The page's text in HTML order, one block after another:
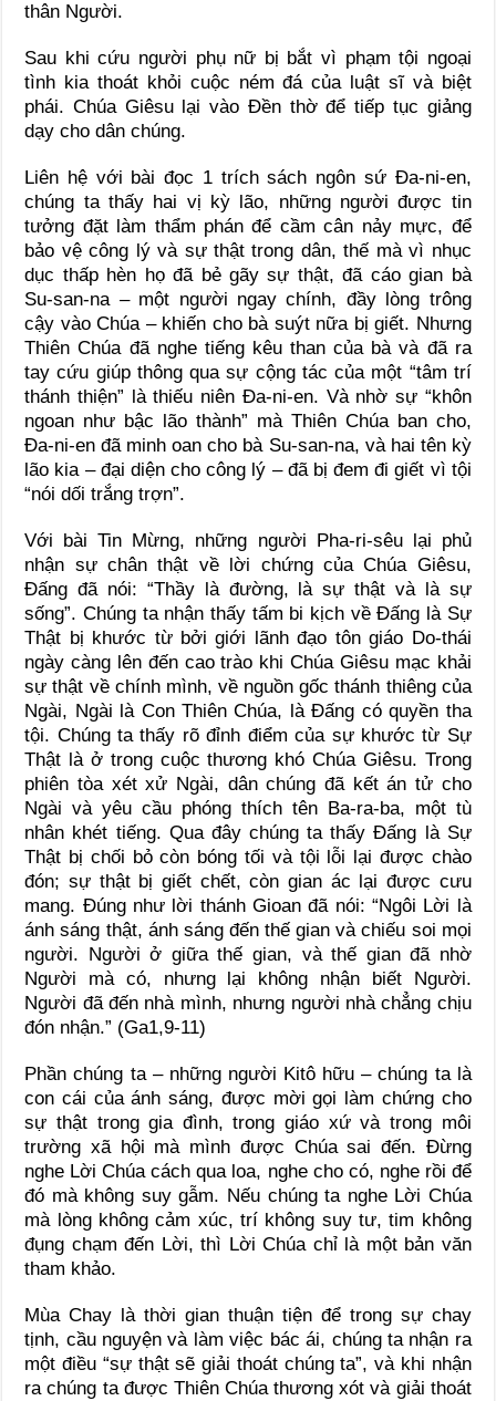
thân Người.
Sau khi cứu người phụ nữ bị bắt vì phạm tội ngoại
tình kia thoát khỏi cuộc ném đá của luật sĩ và biệt
phái. Chúa Giêsu lại vào Đền thờ để tiếp tục giảng
dạy cho dân chúng.
Liên hệ với bài đọc 1 trích sách ngôn sứ Đa-ni-en,
chúng ta thấy hai vị kỳ lão, những người được tin
tưởng đặt làm thẩm phán để cầm cân nảy mực, để
bảo vệ công lý và sự thật trong dân, thế mà vì nhục
dục thấp hèn họ đã bẻ gãy sự thật, đã cáo gian bà
Su-san-na – một người ngay chính, đầy lòng trông
cậy vào Chúa – khiến cho bà suýt nữa bị giết. Nhưng
Thiên Chúa đã nghe tiếng kêu than của bà và đã ra
tay cứu giúp thông qua sự cộng tác của một “tâm trí
thánh thiện” là thiếu niên Đa-ni-en. Và nhờ sự “khôn
ngoan như bậc lão thành” mà Thiên Chúa ban cho,
Đa-ni-en đã minh oan cho bà Su-san-na, và hai tên kỳ
lão kia – đại diện cho công lý – đã bị đem đi giết vì tội
“nói dối trắng trợn”.
Với bài Tin Mừng, những người Pha-ri-sêu lại phủ
nhận sự chân thật về lời chứng của Chúa Giêsu,
Đấng đã nói: “Thầy là đường, là sự thật và là sự
sống”. Chúng ta nhận thấy tấm bi kịch về Đấng là Sự
Thật bị khước từ bởi giới lãnh đạo tôn giáo Do-thái
ngày càng lên đến cao trào khi Chúa Giêsu mạc khải
sự thật về chính mình, về nguồn gốc thánh thiêng của
Ngài, Ngài là Con Thiên Chúa, là Đấng có quyền tha
tội. Chúng ta thấy rõ đỉnh điểm của sự khước từ Sự
Thật là ở trong cuộc thương khó Chúa Giêsu. Trong
phiên tòa xét xử Ngài, dân chúng đã kết án tử cho
Ngài và yêu cầu phóng thích tên Ba-ra-ba, một tù
nhân khét tiếng. Qua đây chúng ta thấy Đấng là Sự
Thật bị chối bỏ còn bóng tối và tội lỗi lại được chào
đón; sự thật bị giết chết, còn gian ác lại được cưu
mang. Đúng như lời thánh Gioan đã nói: “Ngôi Lời là
ánh sáng thật, ánh sáng đến thế gian và chiếu soi mọi
người. Người ở giữa thế gian, và thế gian đã nhờ
Người mà có, nhưng lại không nhận biết Người.
Người đã đến nhà mình, nhưng người nhà chẳng chịu
đón nhận.” (Ga1,9-11)
Phần chúng ta – những người Kitô hữu – chúng ta là
con cái của ánh sáng, được mời gọi làm chứng cho
sự thật trong gia đình, trong giáo xứ và trong môi
trường xã hội mà mình được Chúa sai đến. Đừng
nghe Lời Chúa cách qua loa, nghe cho có, nghe rồi để
đó mà không suy gẫm. Nếu chúng ta nghe Lời Chúa
mà lòng không cảm xúc, trí không suy tư, tim không
đụng chạm đến Lời, thì Lời Chúa chỉ là một bản văn
tham khảo.
Mùa Chay là thời gian thuận tiện để trong sự chay
tịnh, cầu nguyện và làm việc bác ái, chúng ta nhận ra
một điều “sự thật sẽ giải thoát chúng ta”, và khi nhận
ra chúng ta được Thiên Chúa thương xót và giải thoát